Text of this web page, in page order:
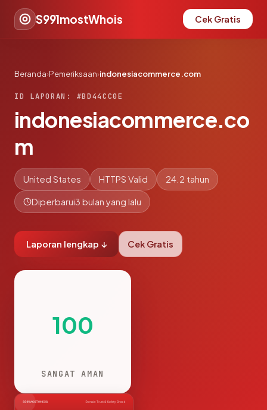
S991mostWhois Cek Gratis
Beranda›Pemeriksaan›indonesiacommerce.com
ID LAPORAN: #BD44CC0E
indonesiacommerce.co
m
United States HTTPS Valid 24.2 tahun
Diperbarui3 bulan yang lalu
Laporan lengkap ↓ Cek Gratis
100
SANGAT AMAN